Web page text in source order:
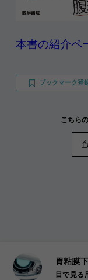
本書の紹介ペ
ブックマーク登
こちら
胃粘膜
目で見る